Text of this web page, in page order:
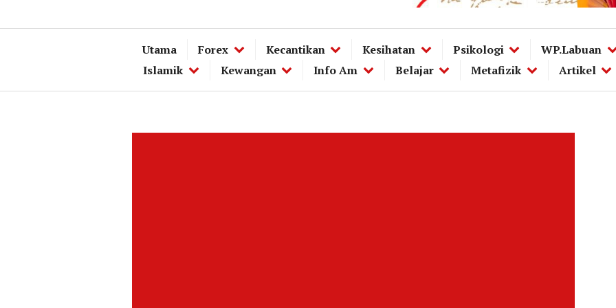
Utama Forex Kecantikan Kesihatan Psikologi WP.Labuan
Islamik
Kewangan Info Am Belajar Metafizik Artikel